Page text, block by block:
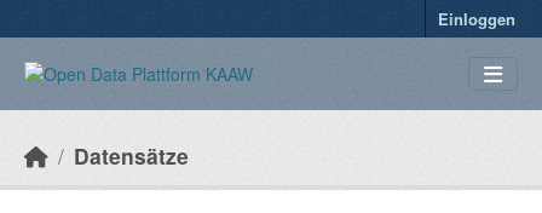
Einloggen
Datensätze